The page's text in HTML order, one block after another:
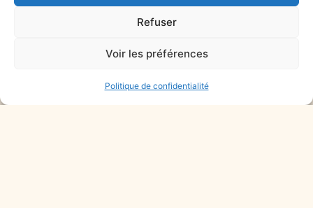
Refuser
Voir les préférences
Politique de confidentialité
Vie pratique
Culture – Associations
Mentions légales
Politique de confidentialité